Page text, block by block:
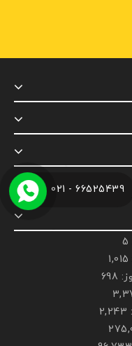
5
1,015
698
2,243
66525439 - 021